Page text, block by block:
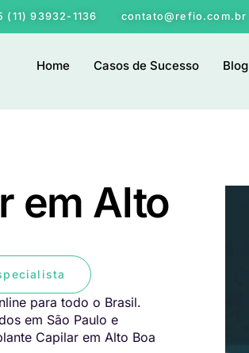
(11) 93932-1136 contato@refio.com.br
Home Casos de Sucesso Blog
em Alto
para todo o Brasil.
em São Paulo e
Capilar em Alto Boa